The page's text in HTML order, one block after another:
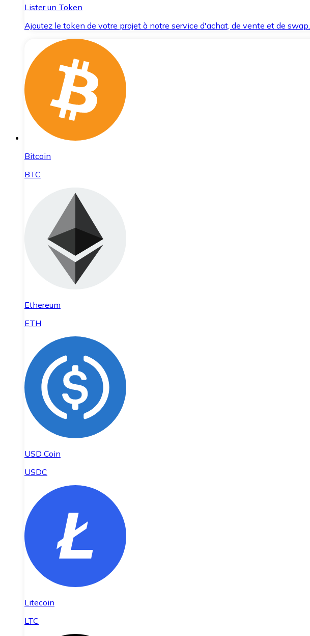
Lister un Token
Ajoutez le token de votre projet à notre service d'achat, de vente et de swap.
Bitcoin
BTC
Ethereum
ETH
USD Coin
USDC
Litecoin
LTC